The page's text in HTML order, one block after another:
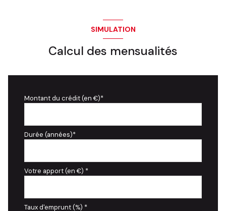
SIMULATION
Calcul des mensualités
Montant du crédit (en €)*
Durée (années)*
Votre apport (en €) *
Taux d'emprunt (%) *